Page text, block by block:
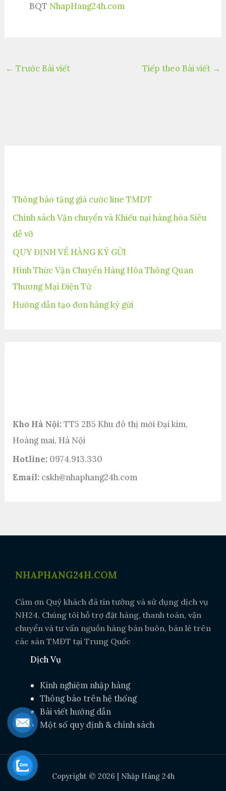
BQT NhapHang24h.com
← Trước Bài viết Tiếp theo Bài viết →
Thông báo tăng giá cước line TMDT
Chính sách Vận chuyển và Khiếu nại hàng hóa Siêu
dễ vỡ
QUY ĐỊNH VỀ HÀNG KÝ GỬI
Hình Thức Vận Chuyển Hàng Hóa Thông Quan
Thương Mại Điện Tử
Hướng dẫn tạo đơn hàng ký gửi
Kho Hà Nội:TT5 2B5 Khu đô thị mới Đại kim,
Hoàng mai, Hà Nội
Hotline: 0974.913.330
Email: cskh@nhaphang24h.com
NHAPHANG24H.COM
Cảm ơn Quý khách đã tin tưởng và sử dụng dịch vụ
NH24. Chúng tôi hỗ trợ đặt hàng, thanh toán, vận
chuyển và tư vấn nguồn hàng bán buôn, bán lẻ trên
các sàn TMĐT tại Trung Quốc
Dịch Vụ
Kinh nghiệm nhập hàng
Thông báo trên hệ thống
Bài viết hướng dẫn
Một số quy định & chính sách
Copyright © 2026 | Nhập Hàng 24h